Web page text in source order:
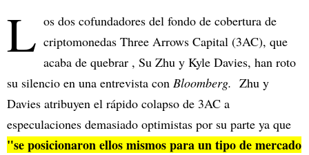
L os dos cofundadores del fondo de cobertura de
criptomonedas Three Arrows Capital (3AC), que
acaba de quebrar , Su Zhu y Kyle Davies, han roto
su silencio en una entrevista con Bloomberg. Zhu y
Davies atribuyen el rápido colapso de 3AC a
especulaciones demasiado optimistas por su parte ya que
"se posicionaron ellos mismos para un tipo de mercado